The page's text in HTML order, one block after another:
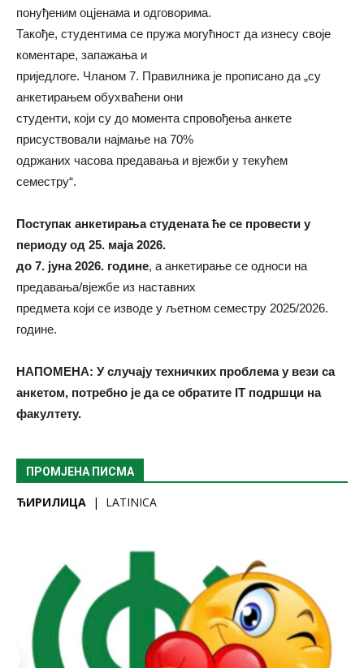
понуђеним оцјенама и одговорима.
Такође, студентима се пружа могућност да изнесу своје
коментаре, запажања и
приједлоге. Чланом 7. Правилника је прописано да „су
анкетирањем обухваћени они
студенти, који су до момента спровођења анкете
присуствовали најмање на 70%
одржаних часова предавања и вјежби у текућем
семестру“.
Поступак анкетирања студената ће се провести у
периоду од 25. маја 2026.
до 7. јуна 2026. године, а анкетирање се односи на
предавања/вјежбе из наставних
предмета који се изводе у љетном семестру 2025/2026.
године.
НАПОМЕНА: У случају техничких проблема у вези са
анкетом, потребно је да се обратите IT подршци на
факултету.
ПРОМЈЕНА ПИСМА
ЋИРИЛИЦА | LATINICA